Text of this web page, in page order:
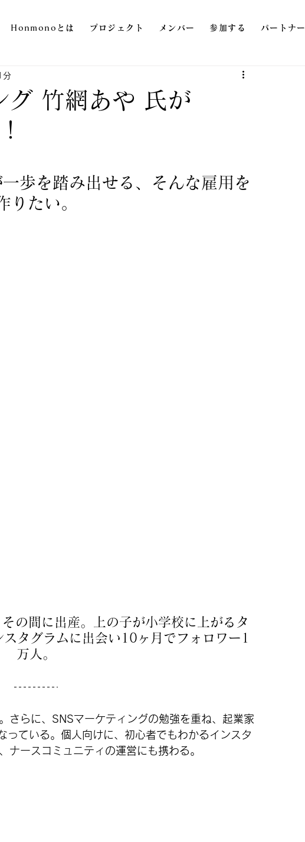
Honmonoとは プロジェクト メンバー 参加する パートナー
グ 竹網あや 氏が
分
歩を踏み出せる、そんな雇用を
りたい。
の間に出産。上の子が小学校に上がるタ
タグラムに出会い10ヶ月でフォロワー1
万人。
さらに、SNSマーケティングの勉強を重ね、起業家
っている。個人向けに、初心者でもわかるインスタ
ナースコミュニティの運営にも携わる。